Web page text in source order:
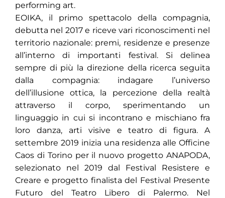
performing art.
EOIKA, il primo spettacolo della compagnia,
debutta nel 2017 e riceve vari riconoscimenti nel
territorio nazionale: premi, residenze e presenze
all’interno di importanti festival. Si delinea
sempre di più la direzione della ricerca seguita
dalla compagnia: indagare l’universo
dell’illusione ottica, la percezione della realtà
attraverso il corpo, sperimentando un
linguaggio in cui si incontrano e mischiano fra
loro danza, arti visive e teatro di figura. A
settembre 2019 inizia una residenza alle Officine
Caos di Torino per il nuovo progetto ANAPODA,
selezionato nel 2019 dal Festival Resistere e
Creare e progetto finalista del Festival Presente
Futuro del Teatro Libero di Palermo. Nel